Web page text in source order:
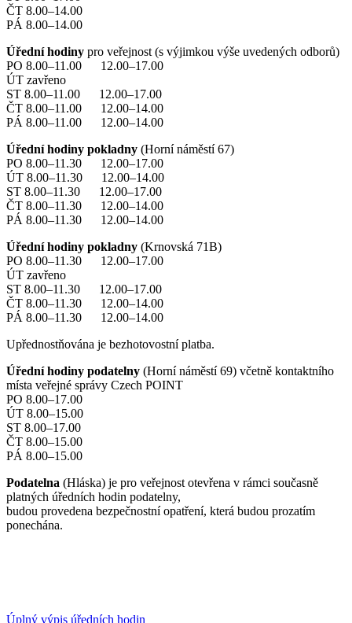
ČT 8.00–14.00
PÁ 8.00–14.00
Úřední hodiny pro veřejnost (s výjimkou výše uvedených odborů)
PO 8.00–11.00 12.00–17.00
ÚT zavřeno
ST 8.00–11.00 12.00–17.00
ČT 8.00–11.00 12.00–14.00
PÁ 8.00–11.00 12.00–14.00
Úřední hodiny pokladny (Horní náměstí 67)
PO 8.00–11.30 12.00–17.00
ÚT 8.00–11.30 12.00–14.00
ST 8.00–11.30 12.00–17.00
ČT 8.00–11.30 12.00–14.00
PÁ 8.00–11.30 12.00–14.00
Úřední hodiny pokladny (Krnovská 71B)
PO 8.00–11.30 12.00–17.00
ÚT zavřeno
ST 8.00–11.30 12.00–17.00
ČT 8.00–11.30 12.00–14.00
PÁ 8.00–11.30 12.00–14.00
Upřednostňována je bezhotovostní platba.
Úřední hodiny podatelny (Horní náměstí 69) včetně kontaktního
místa veřejné správy Czech POINT
PO 8.00–17.00
ÚT 8.00–15.00
ST 8.00–17.00
ČT 8.00–15.00
PÁ 8.00–15.00
Podatelna (Hláska) je pro veřejnost otevřena v rámci současně
platných úředních hodin podatelny,
budou provedena bezpečnostní opatření, která budou prozatím
ponechána.
Úplný výpis úředních hodin